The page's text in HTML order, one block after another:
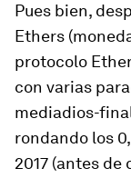
Pues bien,
Ethers
protocolo
con varias
mediadios-
rondando los
2017 (antes